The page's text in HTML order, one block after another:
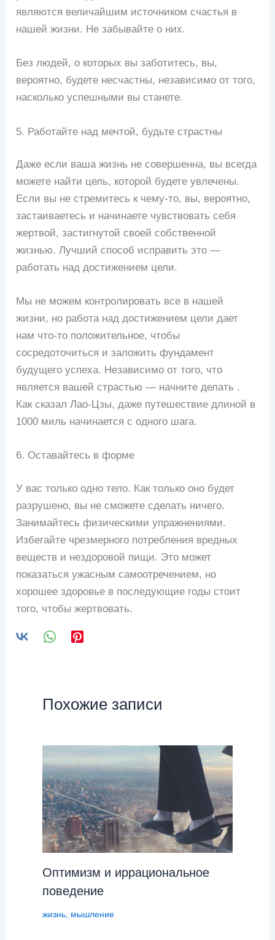
являются величайшим источником счастья в
нашей жизни. Не забывайте о них.
Без людей, о которых вы заботитесь, вы,
вероятно, будете несчастны, независимо от того,
насколько успешными вы станете.
5. Работайте над мечтой, будьте страстны
Даже если ваша жизнь не совершенна, вы всегда
можете найти цель, которой будете увлечены.
Если вы не стремитесь к чему-то, вы, вероятно,
застаиваетесь и начинаете чувствовать себя
жертвой, застигнутой своей собственной
жизнью. Лучший способ исправить это —
работать над достижением цели.
Мы не можем контролировать все в нашей
жизни, но работа над достижением цели дает
нам что-то положительное, чтобы
сосредоточиться и заложить фундамент
будущего успеха. Независимо от того, что
является вашей страстью — начните делать .
Как сказал Лао-Цзы, даже путешествие длиной в
1000 миль начинается с одного шага.
6. Оставайтесь в форме
У вас только одно тело. Как только оно будет
разрушено, вы не сможете сделать ничего.
Занимайтесь физическими упражнениями.
Избегайте чрезмерного потребления вредных
веществ и нездоровой пищи. Это может
показаться ужасным самоотречением, но
хорошее здоровье в последующие годы стоит
того, чтобы жертвовать.
Похожие записи
Оптимизм и иррациональное
поведение
жизнь, мышление